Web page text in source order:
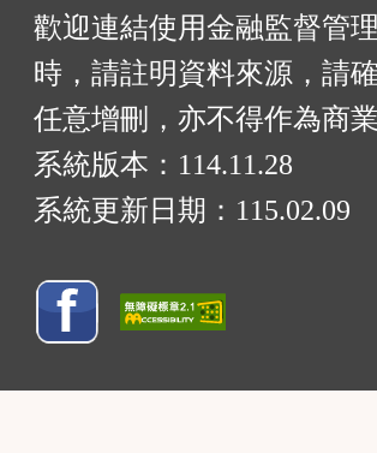
歡迎連結使用金融監督管
時，請註明資料來源，請
任意增刪，亦不得作為商業
系統版本： 114.11.28
系統更新日期： 115.02.09